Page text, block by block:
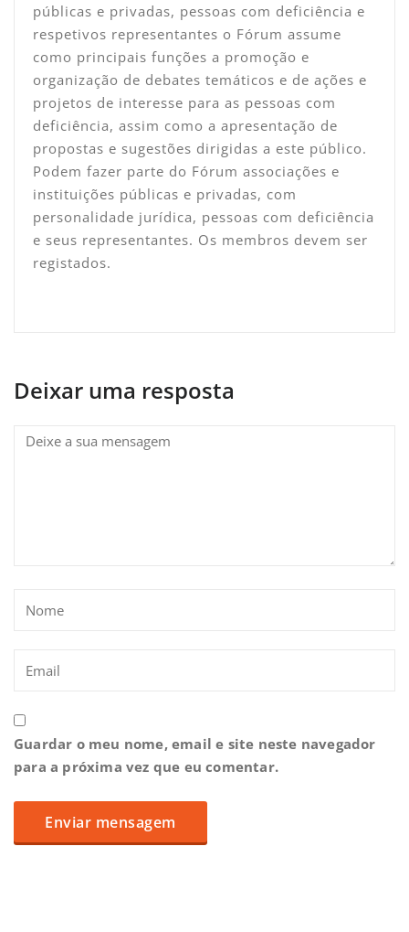
públicas e privadas, pessoas com deficiência e
respetivos representantes o Fórum assume
como principais funções a promoção e
organização de debates temáticos e de ações e
projetos de interesse para as pessoas com
deficiência, assim como a apresentação de
propostas e sugestões dirigidas a este público.
Podem fazer parte do Fórum associações e
instituições públicas e privadas, com
personalidade jurídica, pessoas com deficiência
e seus representantes. Os membros devem ser
registados.
Deixar uma resposta
Guardar o meu nome, email e site neste navegador
para a próxima vez que eu comentar.